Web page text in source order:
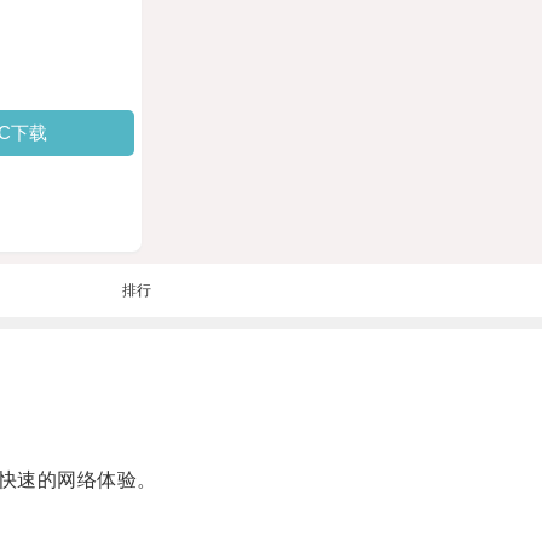
下载
排行
的网络体验。